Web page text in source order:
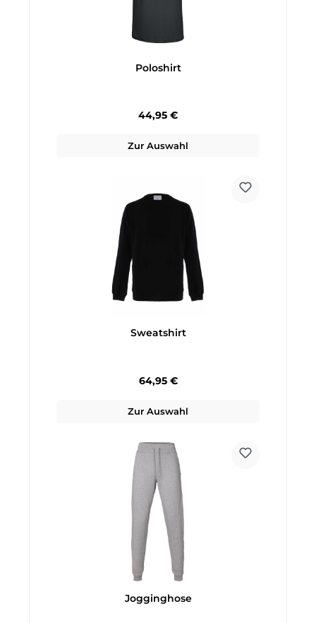
Poloshirt
Regulärer Preis:
44,95 €
Zur Auswahl
Sweatshirt
Regulärer Preis:
64,95 €
Zur Auswahl
Jogginghose